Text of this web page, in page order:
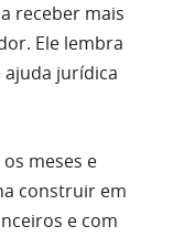
receber mais
Ele lembra
jurídica
meses e
construir em
e com